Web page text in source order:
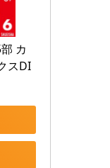
カ
スDI